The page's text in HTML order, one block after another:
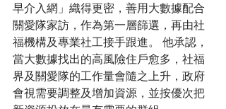
早介入網」織得更密，善用大數據配合
關愛隊家訪，作為第一層篩選，再由社
福機構及專業社工接手跟進。 他承認，
當大數據找出的高風險住戶愈多，社福
界及關愛隊的工作量會隨之上升，政府
會視需要調整及增加資源，並按優次把